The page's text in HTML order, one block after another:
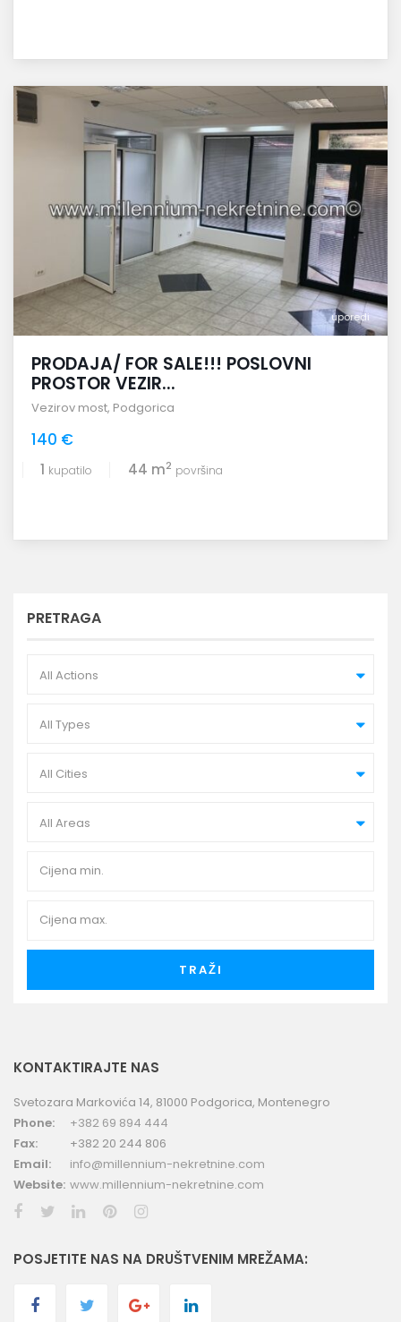
uporedi
PRODAJA/ FOR SALE!!! POSLOVNI
PROSTOR VEZIR...
Vezirov most, Podgorica
140 €
1 kupatilo 44 m2 površina
PRETRAGA
All Actions
All Types
All Cities
All Areas
TRAŽI
KONTAKTIRAJTE NAS
Svetozara Markovića 14, 81000 Podgorica, Montenegro
Phone:
+382 69 894 444
Fax:
+382 20 244 806
Email:
info@millennium-nekretnine.com
Website: www.millennium-nekretnine.com
POSJETITE NAS NA DRUŠTVENIM MREŽAMA: